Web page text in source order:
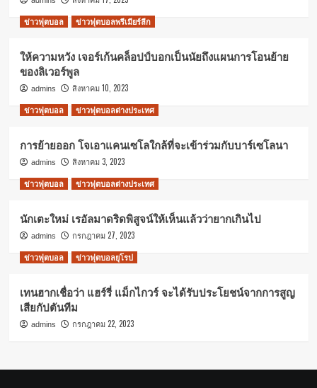
ข่าวฟุตบอล
ข่าวฟุตบอลพรีเมียร์ลีก
ให้ความหวัง เจอร์เก้นคล็อปป์บอกเป็นนัยถึงแผนการโอนย้าย
ของลิเวอร์พูล
admins
สิงหาคม 10, 2023
ข่าวฟุตบอล
ข่าวฟุตบอลต่างประเทศ
การย้ายออก โจเอาแคนเซโลใกล้ที่จะเข้าร่วมกับบาร์เซโลนา
admins
สิงหาคม 3, 2023
ข่าวฟุตบอล
ข่าวฟุตบอลต่างประเทศ
นักเตะใหม่ เรอัลมาดริดพิสูจน์ให้เห็นแล้วว่ายากเกินไป
admins
กรกฎาคม 27, 2023
ข่าวฟุตบอล
ข่าวฟุตบอลยุโรป
เทนฮากเชื่อว่า แฮร์รี่ แม็กไกวร์ จะได้รับประโยชน์จากการสูญ
เสียกัปตันทีม
admins กรกฎาคม 22, 2023